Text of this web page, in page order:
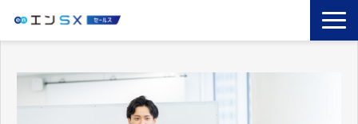
エンSXとは
サービス一覧